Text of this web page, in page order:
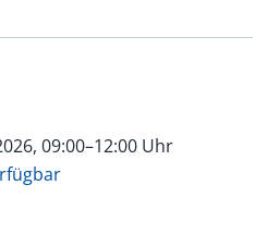
09:00–12:00 Uhr